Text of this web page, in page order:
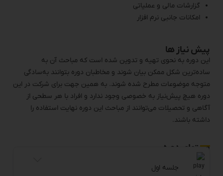
گزارشات مالی و عملیاتی
امکانات جانبی نرم افزار
پیش نیاز ها
این دوره به نحوی تهیه و تدوین شده است که مباحث آن به
ساده‌ترین شکل ممکن بیان شوند و مخاطبان دوره بتوانند به‌سادگی
متوجه موضوعات مطرح شده شوند. به همین جهت برای شرکت در این
دوره هیچ پیش‌نیاز به خصوصی وجود ندارد و افراد با هر سطحی از
آگاهی و تحصیلات می‌توانند از مباحث این دوره نهایت استفاده را
داشته باشند.
محتوای دوره
جلسه اول